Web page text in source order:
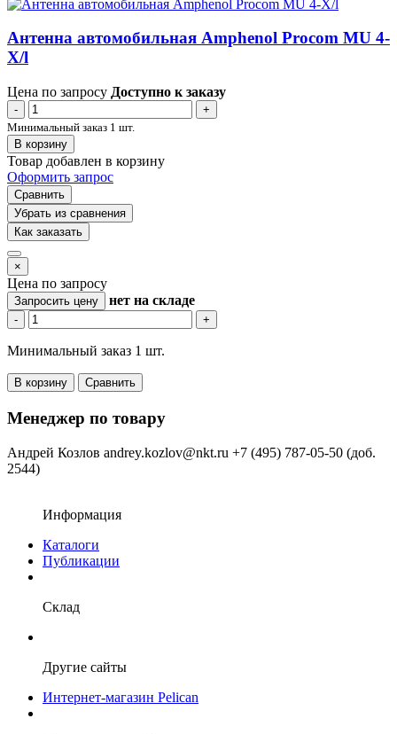
Антенна автомобильная Amphenol Procom MU 4-
X/l
Цена по запросу Доступно к заказу
-
+
Минимальный заказ 1 шт.
В корзину
Товар добавлен в корзину
Оформить запрос
Сравнить
Убрать из сравнения
Как заказать
×
Цена по запросу
Запросить цену нет на складе
- +
Минимальный заказ 1 шт.
В корзину Сравнить
Менеджер по товару
Андрей Козлов andrey.kozlov@nkt.ru +7 (495) 787-05-50 (доб.
2544)
Информация
Каталоги
Публикации
Склад
Другие сайты
Интернет-магазин Pelican